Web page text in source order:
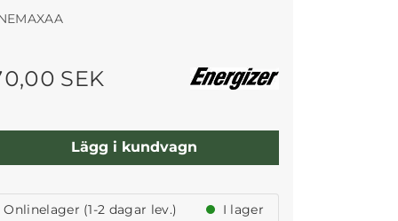
SEK
Lägg i kundvagn
Onlinelager (1-2 dagar lev.)
I lager